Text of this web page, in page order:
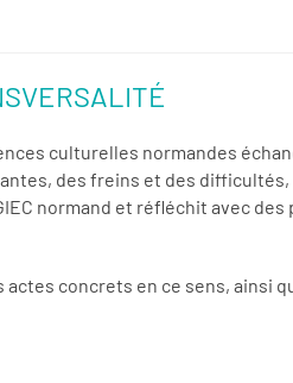
culturelles normandes
des freins et des
normand et réfléchit avec des
concrets en ce sens, ainsi